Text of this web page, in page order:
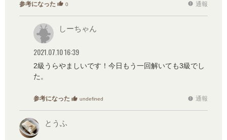
参考になった thumb_up 0 report 通報
しーちゃん
2021.07.10 16:39
2級うらやましいです！今日もう一回解いても3級でし
た。
参考になった thumb_up undefined report 通報
とうふ